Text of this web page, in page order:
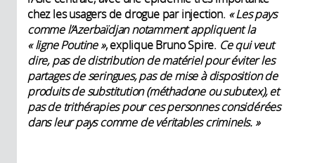
chez les usagers de drogue par injection. « Les pays
comme l’Azerbaïdjan notamment appliquent la
« ligne Poutine », explique Bruno Spire. Ce qui veut
dire, pas de distribution de matériel pour éviter les
partages de seringues, pas de mise à disposition de
produits de substitution (méthadone ou subutex), et
pas de trithérapies pour ces personnes considérées
dans leur pays comme de véritables criminels. »